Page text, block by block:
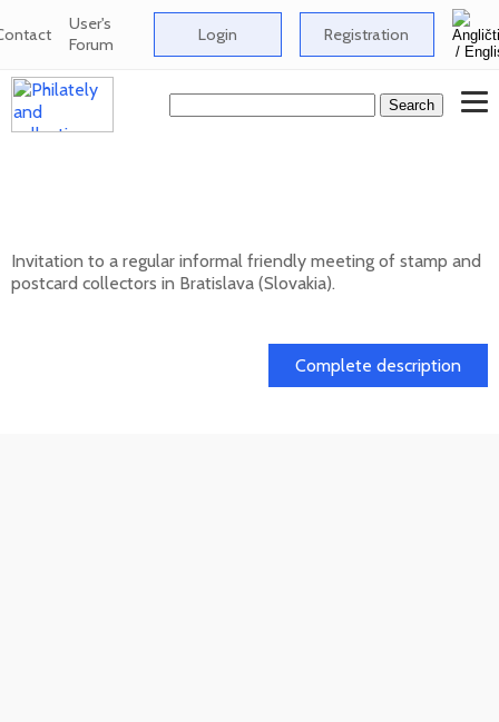
User's
Forum Login Registration
Invitation to a regular informal friendly meeting of stamp and
postcard collectors in Bratislava (Slovakia).
Complete description